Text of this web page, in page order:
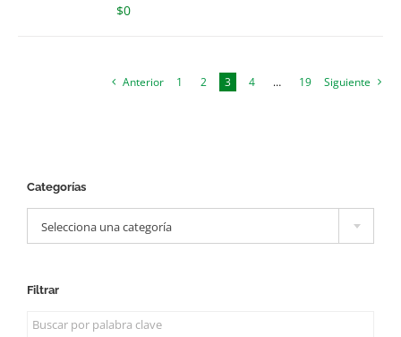
$0
Anterior 1 2 3 4 … 19 Siguiente
Categorías
Selecciona una categoría
Filtrar